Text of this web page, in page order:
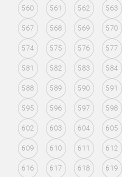
560 561 562 563
567 568 569 570
574 575 576 577
581 582 583 584
588 589 590 591
595 596 597 598
602 603 604 605
609 610 611 612
616 617 618 619